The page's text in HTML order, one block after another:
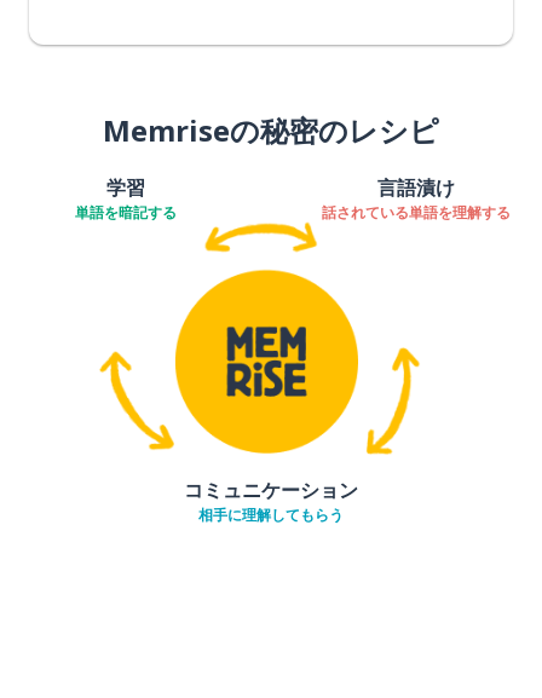
Memriseの秘密のレシピ
学習
単語を暗記する
言語漬け
話されている単語を理解する
コミュニケーション
相手に理解してもらう